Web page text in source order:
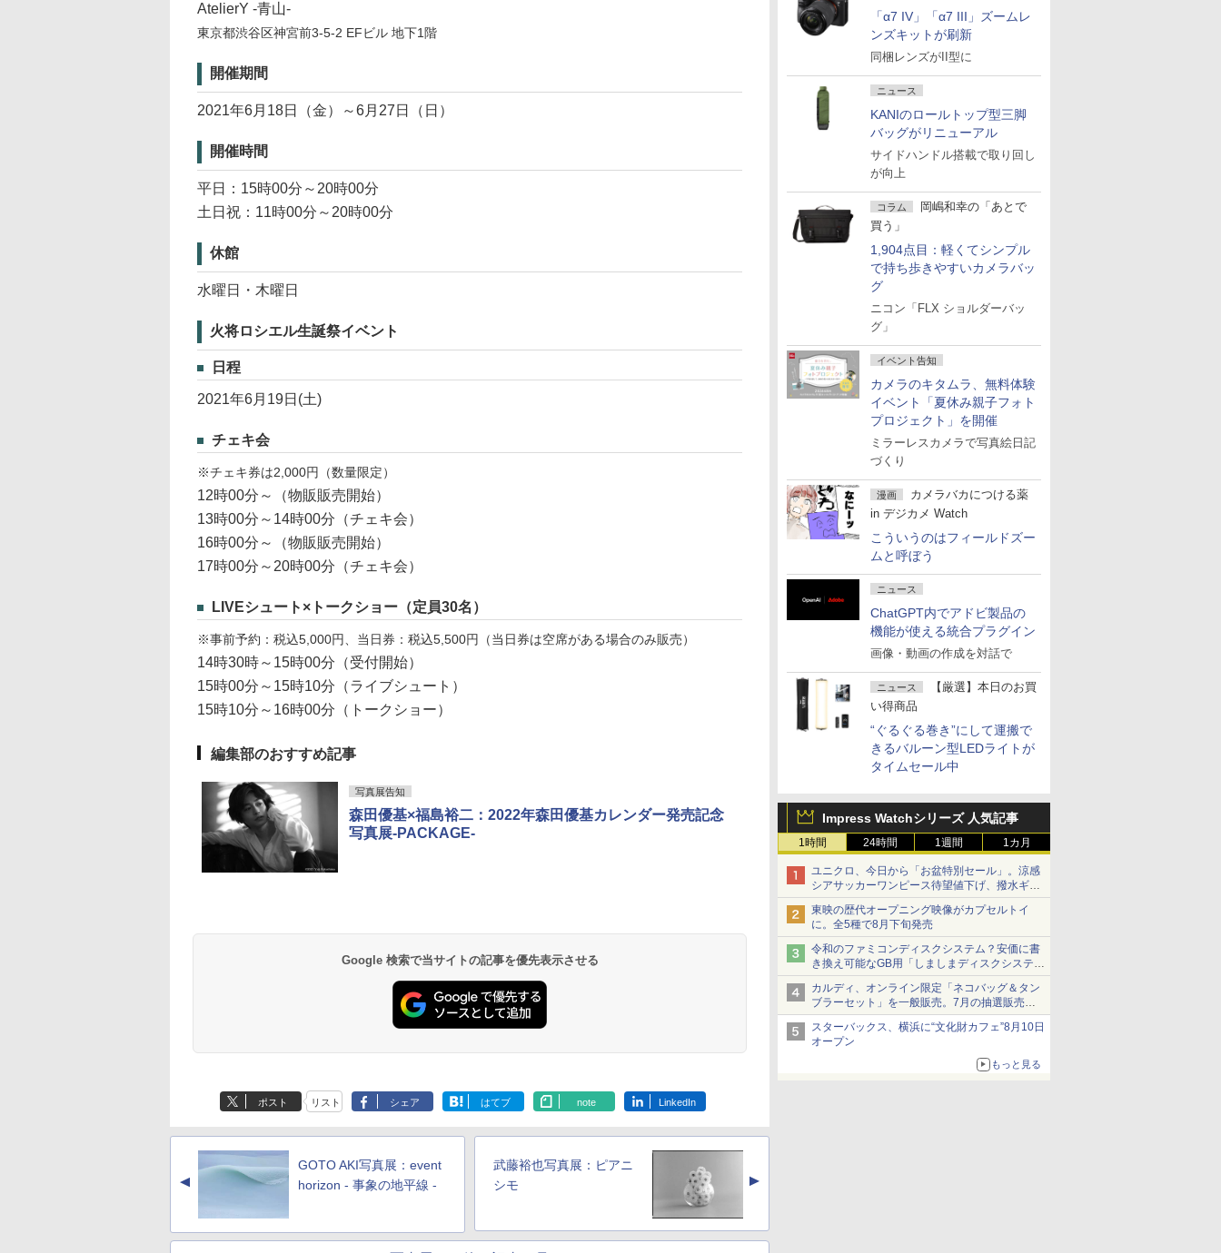
「α7 IV」「α7 III」ズームレ
ンズキットが刷新
同梱レンズがII型に
ニュース
KANIのロールトップ型三脚
バッグがリニューアル
サイドハンドル搭載で取り回し
が向上
コラム
岡嶋和幸の「あとで
買う」
1,904点目：軽くてシンプル
で持ち歩きやすいカメラバッ
グ
ニコン「FLX ショルダーバッ
グ」
イベント告知
カメラのキタムラ、無料体験
イベント「夏休み親子フォト
プロジェクト」を開催
ミラーレスカメラで写真絵日記
づくり
漫画
カメラバカにつける薬
in デジカメ Watch
こういうのはフィールドズー
ムと呼ぼう
ニュース
ChatGPT内でアドビ製品の
機能が使える統合プラグイン
画像・動画の作成を対話で
ニュース
【厳選】本日のお買
い得商品
“ぐるぐる巻き”にして運搬で
きるバルーン型LEDライトが
タイムセール中
Impress Watchシリーズ 人気記事
1時間 24時間 1週間 1カ月
ユニクロ、今日から「お盆特別セール」。涼感
シアサッカーワンピース待望値下げ、撥水ギア
ショーツは1990円に
東映の歴代オープニング映像がカプセルトイ
に。全5種で8月下旬発売
令和のファミコンディスクシステム？安価に書
き換え可能なGB用「しましまディスクシステ
ム」
カルディ、オンライン限定「ネコバッグ＆タン
ブラーセット」を一般販売。7月の抽選販売の
当選無効分
スターバックス、横浜に“文化財カフェ”8月10日
オープン
もっと見る
AtelierY -青山-
東京都渋谷区神宮前3-5-2 EFビル 地下1階
開催期間
2021年6月18日（金）～6月27日（日）
開催時間
平日：15時00分～20時00分
土日祝：11時00分～20時00分
休館
水曜日・木曜日
火将ロシエル生誕祭イベント
日程
2021年6月19日(土)
チェキ会
※チェキ券は2,000円（数量限定）
12時00分～（物販販売開始）
13時00分～14時00分（チェキ会）
16時00分～（物販販売開始）
17時00分～20時00分（チェキ会）
LIVEシュート×トークショー（定員30名）
※事前予約：税込5,000円、当日券：税込5,500円（当日券は空席がある場合のみ販売）
14時30時～15時00分（受付開始）
15時00分～15時10分（ライブシュート）
15時10分～16時00分（トークショー）
編集部のおすすめ記事
写真展告知
森田優基×福島裕二：2022年森田優基カレンダー発売記念
写真展-PACKAGE-
Google 検索で当サイトの記事を優先表示させる
ポスト リスト シェア はてブ note LinkedIn
▲
GOTO AKI写真展：event
horizon - 事象の地平線 -
武藤裕也写真展：ピアニ
シモ
▲